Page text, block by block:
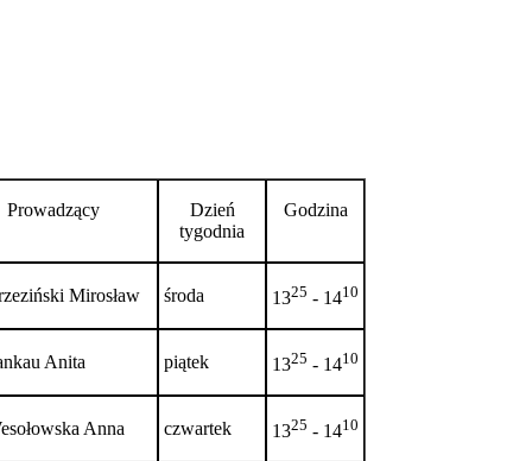
Prowadzący
Dzień
tygodnia
Godzina
Mirosław środa 1325 - 1410
Anita piątek 1325 - 1410
Anna czwartek 1325 - 1410